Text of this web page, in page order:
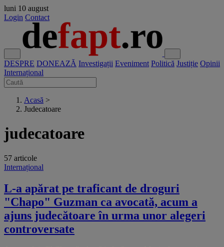
luni 10 august
Login Contact
DESPRE DONEAZĂ Investigații Eveniment Politică Justiție Opinii
Internațional
Acasă >
Judecatoare
judecatoare
57 articole
Internațional
L-a apărat pe traficant de droguri
"Chapo" Guzman ca avocată, acum a
ajuns judecătoare în urma unor alegeri
controversate